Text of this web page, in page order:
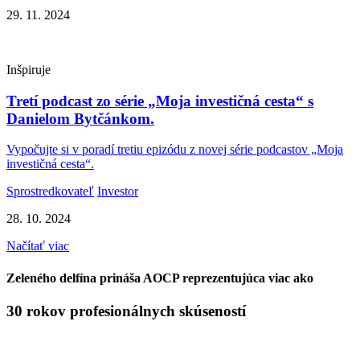
29. 11. 2024
Inšpiruje
Tretí podcast zo série „Moja investičná cesta“ s
Danielom Bytčánkom.
Vypočujte si v poradí tretiu epizódu z novej série podcastov „Moja
investičná cesta“.
Sprostredkovateľ Investor
28. 10. 2024
Načítať viac
Zeleného delfína prináša AOCP reprezentujúca viac ako
30 rokov profesionálnych skúseností